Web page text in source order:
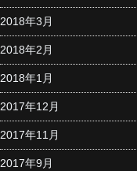
2018年3月
2018年2月
2018年1月
2017年12月
2017年11月
2017年9月